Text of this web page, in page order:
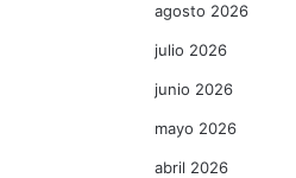
agosto 2026
julio 2026
junio 2026
mayo 2026
abril 2026